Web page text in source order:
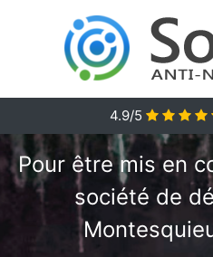
4.9/5
Pour être mis en
société de